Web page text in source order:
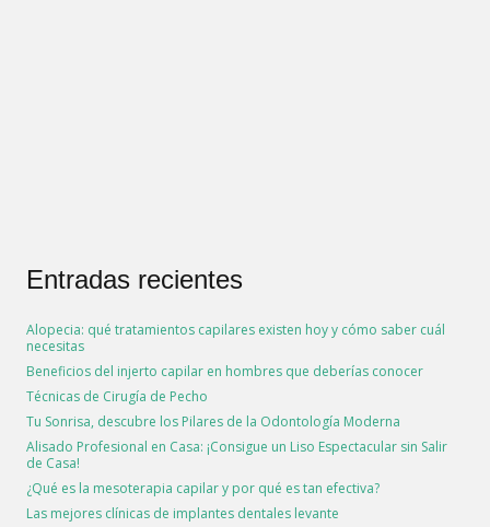
Entradas recientes
Alopecia: qué tratamientos capilares existen hoy y cómo saber cuál
necesitas
Beneficios del injerto capilar en hombres que deberías conocer
Técnicas de Cirugía de Pecho
Tu Sonrisa, descubre los Pilares de la Odontología Moderna
Alisado Profesional en Casa: ¡Consigue un Liso Espectacular sin Salir
de Casa!
¿Qué es la mesoterapia capilar y por qué es tan efectiva?
Las mejores clínicas de implantes dentales levante